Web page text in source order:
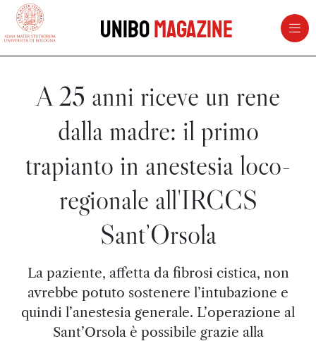
vai al contenuto della pagina
UniboMagazine
A 25 anni riceve un rene
dalla madre: il primo
trapianto in anestesia loco-
regionale all'IRCCS
Sant’Orsola
La paziente, affetta da fibrosi cistica, non
avrebbe potuto sostenere l’intubazione e
quindi l’anestesia generale. L’operazione al
Sant’Orsola è possibile grazie alla